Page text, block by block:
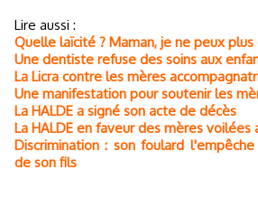
Lire aussi :
Quelle laïcité ? Maman, je ne peux
Une dentiste refuse des soins aux
La Licra contre les mères
Une manifestation pour soutenir les
La HALDE a signé son acte de décès
La HALDE en faveur des mères voilées
Discrimination : son foulard
de son fils